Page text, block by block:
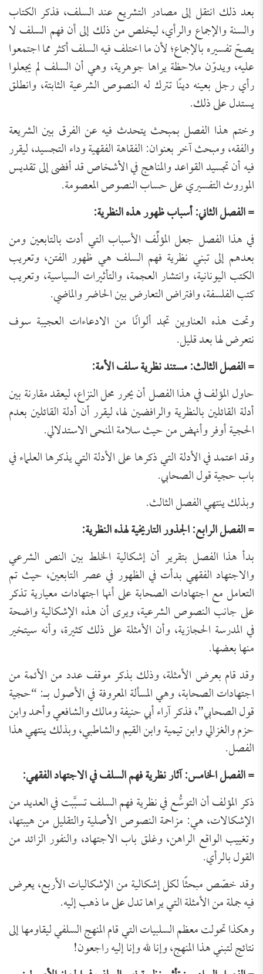
بعد ذلك انتقل إلى مصادر التشريع عند السلف، فذكر الكتاب
والسنة والإجماع والرأي، ليخلص من ذلك إلى أن فهم السلف لا
يصحّ تفسيره بالإجماع؛ لأن ما اختلف فيه السلف أكثر مما اجتمعوا
عليه، ويدوّن ملاحظة يراها جوهرية، وهي أن السلف لم يجعلوا
رأي رجل بعينه دينًا تترك له النصوص الشرعية الثابتة، وانطلق
يستدل على ذلك.
وختم هذا الفصل بمبحث يتحدث فيه عن الفرق بين الشريعة
والفقه، ومبحث آخر بعنوان: الفقاهة الفقهية وداء التجسيد، ليقرر
فيه أن تجسيد القواعد والمناهج في الأشخاص قد أفضى إلى تقديس
الموروث التفسيري على حساب النصوص المعصومة.
= الفصل الثاني: أسباب ظهور هذه النظرية:
في هذا الفصل جعل المؤلِّف الأسباب التي أدت بالتابعين ومن
بعدهم إلى تبني نظرية فهم السلف هي ظهور الفتن، وتعريب
الكتب اليونانية، وانتشار العجمة، والتأثيرات السياسية، وتعريب
كتب الفلسفة، وافتراض التعارض بين الحاضر والماضي.
وتحت هذه العناوين تجد ألوانًا من الادعاءات العجيبة سوف
نتعرض لها بعد قليل.
= الفصل الثالث: مستند نظرية سلف الأمة:
حاول المؤلف في هذا الفصل أن يحرر محل النزاع، ليعقد مقارنة بين
أدلة القائلين بالنظرية والرافضين لها، ليقرر أن أدلة القائلين بعدم
الحجية أوفر وأنهض من حيث سلامة المنحى الاستدلالي.
وقد اعتمد في الأدلة التي ذكرها على الأدلة التي يذكرها العلماء في
باب حجية قول الصحابي.
وبذلك ينتهي الفصل الثالث.
= الفصل الرابع: الجذور التاريخية لهذه النظرية:
بدأ هذا الفصل بتقرير أن إشكالية الخلط بين النص الشرعي
والاجتهاد الفقهي بدأت في الظهور في عصر التابعين، حيث تم
التعامل مع اجتهادات الصحابة على أنها اجتهادات معيارية تذكر
على جانب النصوص الشرعية، ويرى أن هذه الإشكالية واضحة
في المدرسة الحجازية، وأن الأمثلة على ذلك كثيرة، وأنه سيتخير
منها بعضها.
وقد قام بعرض الأمثلة، وذلك بذكر موقف عدد من الأئمة من
اجتهادات الصحابة، وهي المسألة المعروفة في الأصول بـ: “حجية
قول الصحابي”، فذكر آراء أبي حنيفة ومالك والشافعي وأحمد وابن
حزم والغزالي وابن تيمية وابن القيم والشاطبي، وبذلك ينتهي هذا
الفصل.
= الفصل الخامس: آثار نظرية فهم السلف في الاجتهاد الفقهي:
ذكر المؤلف أن التوسُّع في نظرية فهم السلف تسبَّبت في العديد من
الإشكالات، هي: مزاحمة النصوص الأصلية والتقليل من هيبتها،
وتغييب الواقع الراهن، وغلق باب الاجتهاد، والنفور الزائد من
القول بالرأي.
وقد خصّص مبحثًا لكل إشكالية من الإشكاليات الأربع، يعرض
فيه جملة من الأمثلة التي يراها تدل على ما ذهب إليه.
وهكذا تحولت معظم السلبيات التي قام المنهج السلفي ليقاومها إلى
نتائج لتبني هذا المنهج، وإنا لله وإنا إليه راجعون!